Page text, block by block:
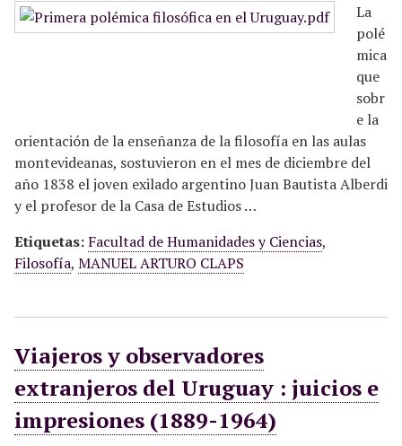
La
polé
mica
que
sobr
e la
orientación de la enseñanza de la filosofía en las aulas
montevideanas, sostuvieron en el mes de diciembre del
año 1838 el joven exilado argentino Juan Bautista Alberdi
y el profesor de la Casa de Estudios …
Etiquetas: Facultad de Humanidades y Ciencias,
Filosofía, MANUEL ARTURO CLAPS
Viajeros y observadores
extranjeros del Uruguay : juicios e
impresiones (1889-1964)